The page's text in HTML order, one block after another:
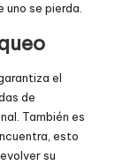
se pierda.
el
de
También es
esto
su